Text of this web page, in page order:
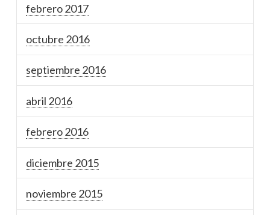
febrero 2017
octubre 2016
septiembre 2016
abril 2016
febrero 2016
diciembre 2015
noviembre 2015